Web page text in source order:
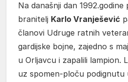
Na današnji dan
branitelj Karlo Vranješević
članovi Udruge ratnih
gardijske bojne, zajedno s
u Orljavcu i zapalili lampion.
uz spomen-ploču podignutu